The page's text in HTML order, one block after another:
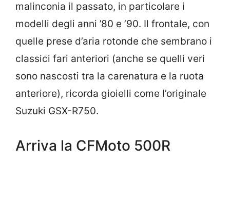
malinconia il passato, in particolare i
modelli degli anni ’80 e ’90. Il frontale, con
quelle prese d’aria rotonde che sembrano i
classici fari anteriori (anche se quelli veri
sono nascosti tra la carenatura e la ruota
anteriore), ricorda gioielli come l’originale
Suzuki GSX-R750.
Arriva la CFMoto 500R